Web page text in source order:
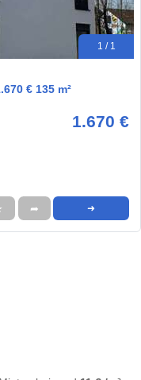
1 / 1
€ 135 m²
1.670 €
➦ ➜